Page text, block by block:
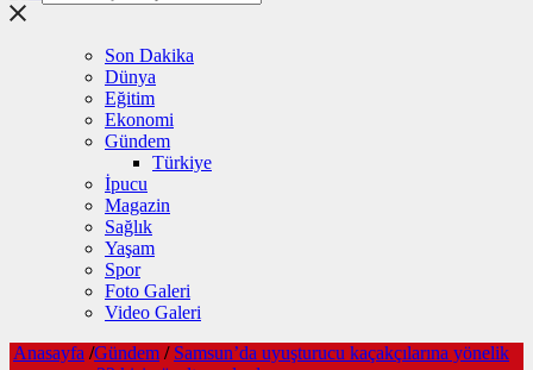
Son Dakika
Dünya
Eğitim
Ekonomi
Gündem
Türkiye
İpucu
Magazin
Sağlık
Yaşam
Spor
Foto Galeri
Video Galeri
Anasayfa /Gündem / Samsun’da uyuşturucu kaçakçılarına yönelik